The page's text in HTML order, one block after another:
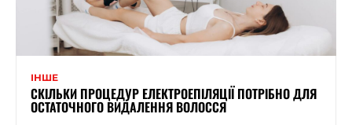
ІНШЕ
СКІЛЬКИ ПРОЦЕДУР ЕЛЕКТРОЕПІЛЯЦІЇ ПОТРІБНО ДЛЯ
ОСТАТОЧНОГО ВИДАЛЕННЯ ВОЛОССЯ